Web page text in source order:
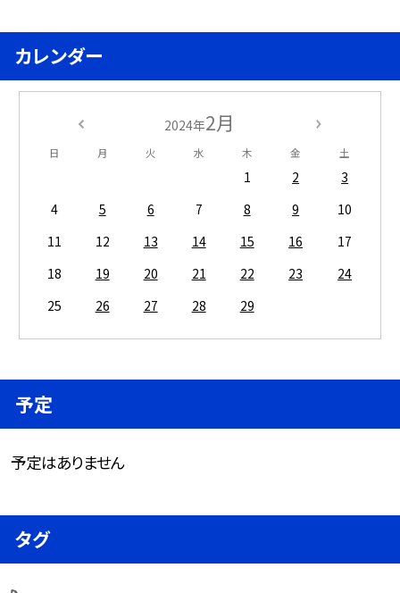
カレンダー
2024年2月
日 月 火 水 木 金 土
1 2
3
4
5 6 7 8 9
10
11
12 13 14 15 16
17
18
19 20 21 22 23
24
25
26 27 28 29
予定
予定はありません
タグ